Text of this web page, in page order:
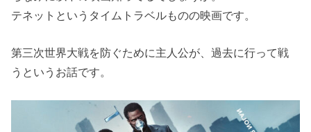
テネットというタイムトラベルものの映画です。
第三次世界大戦を防ぐために主人公が、過去に行って戦
うというお話です。